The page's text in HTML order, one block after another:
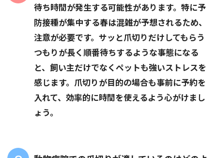
待ち時間が発生する可能性があります。特に予
防接種が集中する春は混雑が予想されるため、
注意が必要です。サッと爪切りだけしてもらう
つもりが長く順番待ちするような事態になる
と、飼い主だけでなくペットも強いストレスを
感じます。爪切りが目的の場合も事前に予約を
入れて、効率的に時間を使えるよう心がけまし
ょう。